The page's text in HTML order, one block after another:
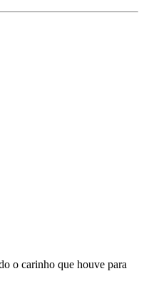
o carinho que houve para